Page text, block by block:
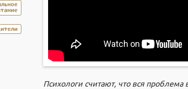
Психологи считают, что вся проблема